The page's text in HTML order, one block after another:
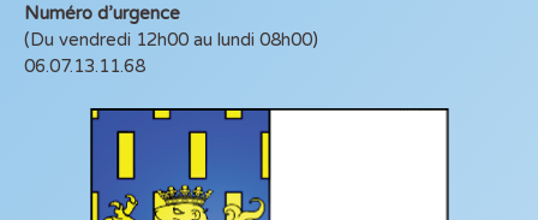
Numéro d’urgence
(Du vendredi 12h00 au lundi 08h00)
06.07.13.11.68